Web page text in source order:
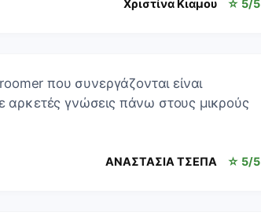
Χριστίνα Κιαμου ☆ 5/5
που συνεργάζονται είναι
αρκετές γνώσεις πάνω στους μικρούς
ΑΝΑΣΤΑΣΙΑ ΤΣΕΠΑ ☆ 5/5